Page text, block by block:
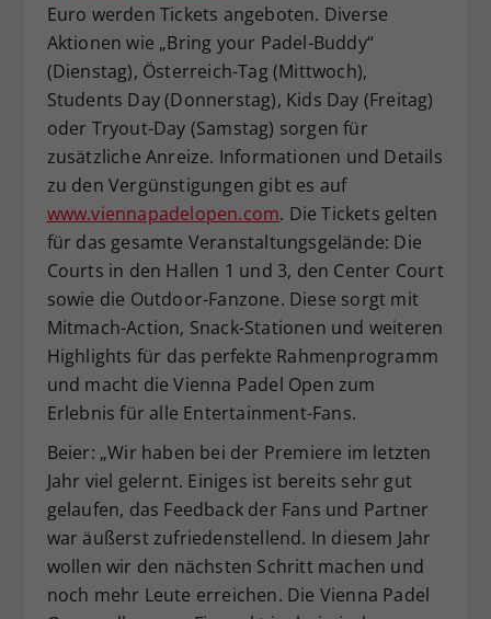
Euro werden Tickets angeboten. Diverse
Aktionen wie „Bring your Padel-Buddy“
(Dienstag), Österreich-Tag (Mittwoch),
Students Day (Donnerstag), Kids Day (Freitag)
oder Tryout-Day (Samstag) sorgen für
zusätzliche Anreize. Informationen und Details
zu den Vergünstigungen gibt es auf
www.viennapadelopen.com. Die Tickets gelten
für das gesamte Veranstaltungsgelände: Die
Courts in den Hallen 1 und 3, den Center Court
sowie die Outdoor-Fanzone. Diese sorgt mit
Mitmach-Action, Snack-Stationen und weiteren
Highlights für das perfekte Rahmenprogramm
und macht die Vienna Padel Open zum
Erlebnis für alle Entertainment-Fans.
Beier: „Wir haben bei der Premiere im letzten
Jahr viel gelernt. Einiges ist bereits sehr gut
gelaufen, das Feedback der Fans und Partner
war äußerst zufriedenstellend. In diesem Jahr
wollen wir den nächsten Schritt machen und
noch mehr Leute erreichen. Die Vienna Padel